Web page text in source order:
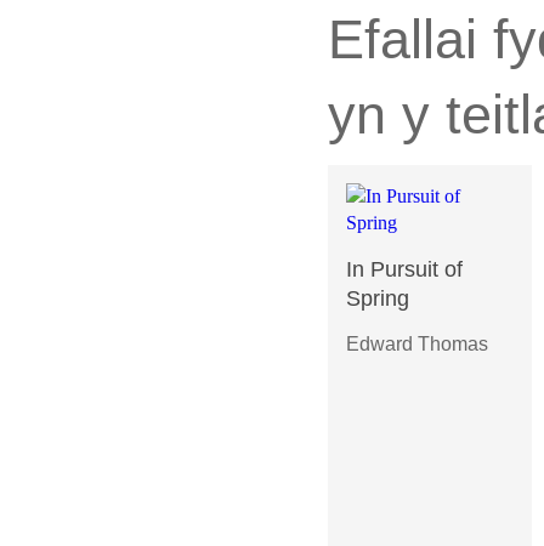
Efallai
yn y
In Pursuit of
Spring
Edward Thomas